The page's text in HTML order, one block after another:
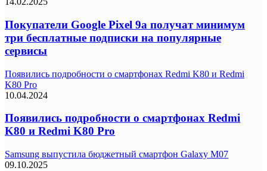
Покупатели Google Pixel 9a получат минимум
три бесплатные подписки на популярные
сервисы
Появились подробности о смартфонах Redmi K80 и Redmi
K80 Pro
10.04.2024
Появились подробности о смартфонах Redmi
K80 и Redmi K80 Pro
Samsung выпустила бюджетный смартфон Galaxy M07
09.10.2025